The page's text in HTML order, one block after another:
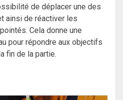
de déplacer une des
ainsi de réactiver les
Cela donne une
pour répondre aux objectifs
fin de la partie.